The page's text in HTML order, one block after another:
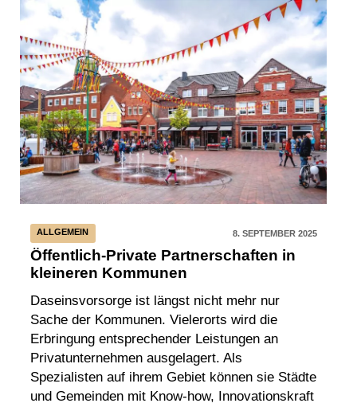
ALLGEMEIN 8. SEPTEMBER 2025
Öffentlich-Private Partnerschaften in
kleineren Kommunen
Daseinsvorsorge ist längst nicht mehr nur
Sache der Kommunen. Vielerorts wird die
Erbringung entsprechender Leistungen an
Privatunternehmen ausgelagert. Als
Spezialisten auf ihrem Gebiet können sie Städte
und Gemeinden mit Know-how, Innovationskraft